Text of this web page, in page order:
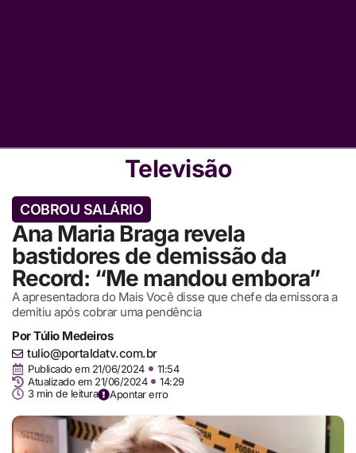
Televisão
COBROU SALÁRIO
Ana Maria Braga revela
bastidores de demissão da
Record: “Me mandou embora”
A apresentadora do Mais Você disse que chefe da emissora a
demitiu após cobrar uma pendência
PorTúlio Medeiros
tulio@portaldatv.com.br
Publicado em 21/06/2024
11:54
Atualizado em 21/06/2024
14:29
3 min de leitura
Apontar erro